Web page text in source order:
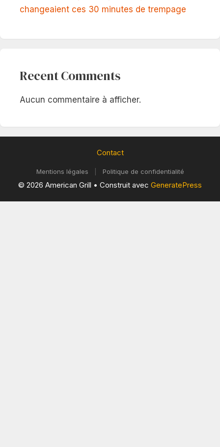
changeaient ces 30 minutes de trempage
Recent Comments
Aucun commentaire à afficher.
Contact
Mentions légales Politique de confidentialité
© 2026 American Grill • Construit avec GeneratePress